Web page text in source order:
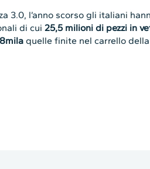
3.0, l’anno scorso gli italiani
di cui25,5 milioni di pezzi in
quelle finite nel carrello